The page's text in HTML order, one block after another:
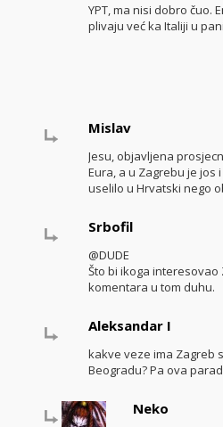
YPT, ma nisi dobro čuo.
plivaju već ka Italiji u
Mislav
Jesu, objavljena
Eura, a u Zagrebu je jos
uselilo u Hrvatski nego
Srbofil
@DUDE
Što bi ikoga interesovao
komentara u tom duhu.
Aleksandar I
kakve veze ima Zagreb
Beogradu? Pa ova
Neko